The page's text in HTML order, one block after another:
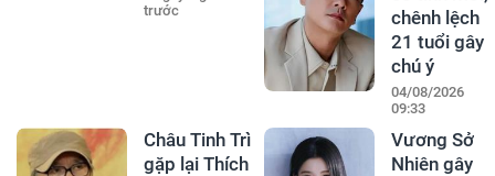
trước
chênh lệch
21 tuổi gây
chú ý
04/08/2026
09:33
Châu Tinh Trì
gặp lại Thích
Vương Sở
Nhiên gây